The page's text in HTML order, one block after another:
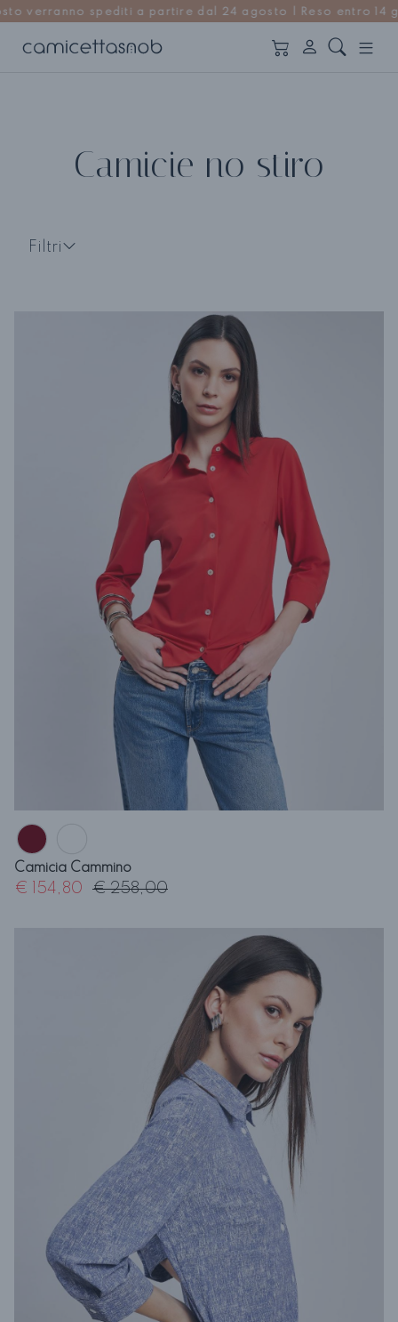
partire dal 24 agosto | Reso entro 14 giorni
Camicie no stiro
Filtri
Camicia Cammino
€ 154,80 € 258,00